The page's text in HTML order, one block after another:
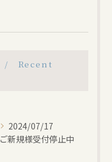
Recent
2024/07/17
ご新規様受付停止中